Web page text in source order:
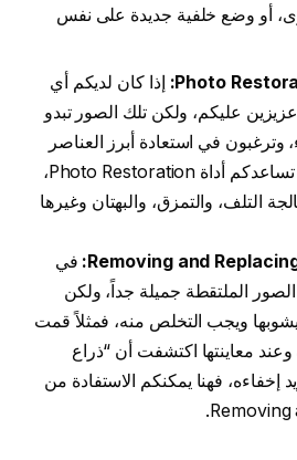
أو وضع خلفية جديدة على نفس
إذا كان لديكم أي
عليكم، ولكن تلك الصور تبدو
في استعادة أبرز العناصر
في الصورة، فسوف تساعدكم أداة Photo Restoration،
التلف، والتمزق، والبهتان وغيرها
في
الملتقطة جميلة جداً، ولكن
ويجب التخلص منه، فمثلاً قمت
معاينتها اكتشفت أن “ذراع
فهنا يمكنكم الاستفادة من